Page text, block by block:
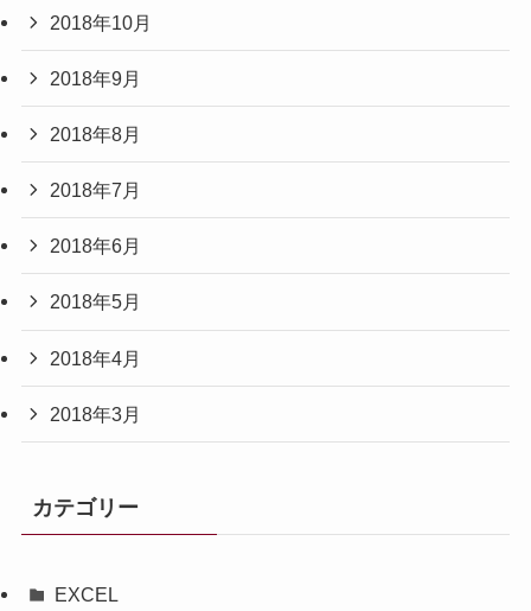
2018年10月
2018年9月
2018年8月
2018年7月
2018年6月
2018年5月
2018年4月
2018年3月
カテゴリー
EXCEL